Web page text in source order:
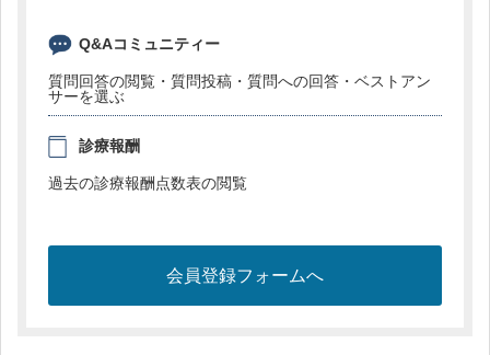
Q&Aコミュニティー
質問回答の閲覧・質問投稿・質問への回答・ベストアン
サーを選ぶ
診療報酬
過去の診療報酬点数表の閲覧
会員登録フォームへ